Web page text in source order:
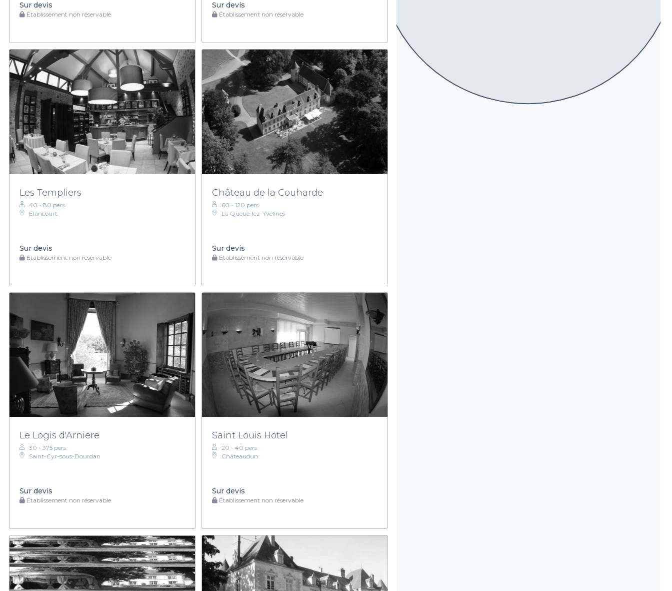
Sur devis
Établissement non réservable
Sur devis
Établissement non réservable
Les Templiers
40 - 80 pers.
Élancourt
Sur devis
Établissement non réservable
Château de la Couharde
60 - 120 pers.
La Queue-lez-Yvelines
Sur devis
Établissement non réservable
Le Logis d'Arniere
30 - 375 pers.
Saint-Cyr-sous-Dourdan
Sur devis
Établissement non réservable
Saint Louis Hotel
20 - 40 pers.
Châteaudun
Sur devis
Établissement non réservable